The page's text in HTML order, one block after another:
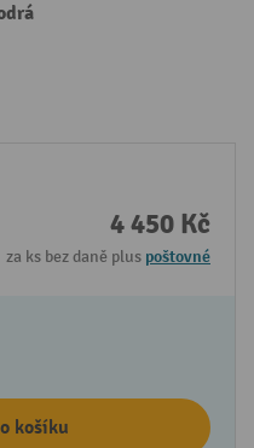
4 450 Kč
za ks bez daně plus poštovné
košíku